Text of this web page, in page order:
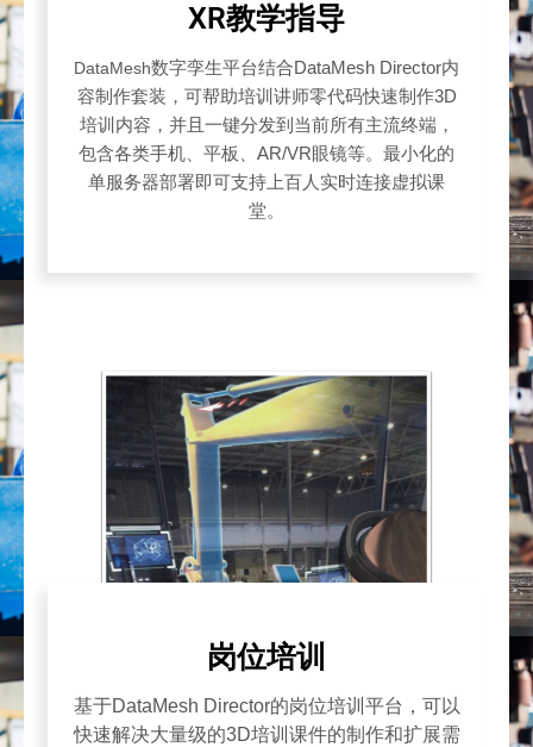
岗位培训
基于DataMesh Director的岗位培训平台，可以
快速解决大量级的3D培训课件的制作和扩展需
XR教学指导
DataMesh数字孪生平台结合DataMesh Director内
容制作套装，可帮助培训讲师零代码快速制作3D
培训内容，并且一键分发到当前所有主流终端，
包含各类手机、平板、AR/VR眼镜等。最小化的
单服务器部署即可支持上百人实时连接虚拟课
堂。